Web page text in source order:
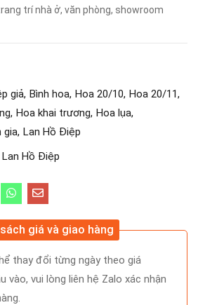
trí nhà ở, văn phòng, showroom
giả Bình hoa Hoa 20/10 Hoa 20/11
Hoa khai trương Hoa lụa
gia Lan Hồ Điệp
Lan Hồ Điệp
giá và giao hàng
thay đổi từng ngày theo giá
vào, vui lòng liên hệ Zalo xác nhận